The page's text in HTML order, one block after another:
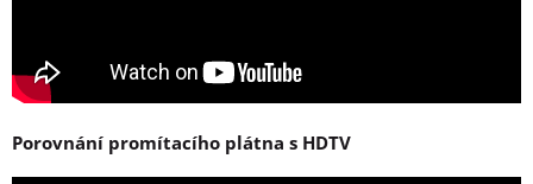
Porovnání promítacího plátna s HDTV